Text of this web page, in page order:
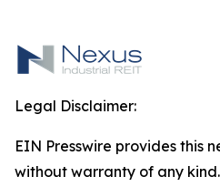
Legal Disclaimer:
EIN Presswire provides this
without warranty of any